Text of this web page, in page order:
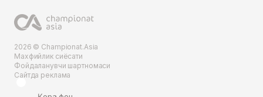
2026 © Championat.Asia
Махфийлик сиёсати
Фойдаланувчи шартномаси
Сайтда реклама